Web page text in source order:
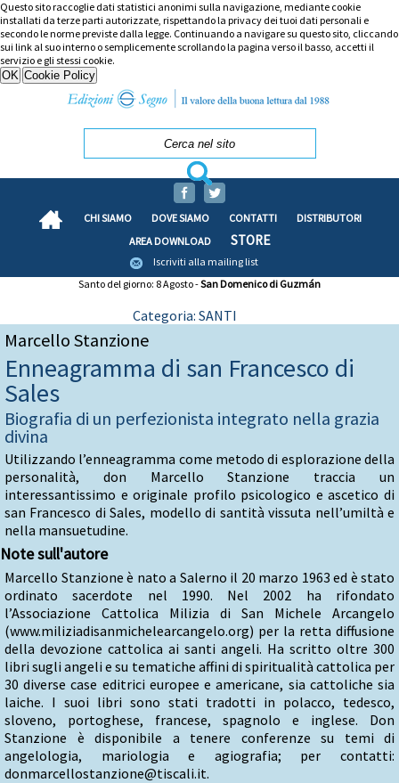
Questo sito raccoglie dati statistici anonimi sulla navigazione, mediante cookie
installati da terze parti autorizzate, rispettando la privacy dei tuoi dati personali e
secondo le norme previste dalla legge. Continuando a navigare su questo sito, cliccando
sui link al suo interno o semplicemente scrollando la pagina verso il basso, accetti il
servizio e gli stessi cookie.
CHI SIAMO DOVE SIAMO CONTATTI
DISTRIBUTORI
AREA DOWNLOAD
STORE
Iscriviti alla mailing list
Santo del giorno: 8 Agosto -San Domenico di Guzmán
Categoria: SANTI
Marcello Stanzione
Enneagramma di san Francesco di
Sales
Biografia di un perfezionista integrato nella grazia
divina
Utilizzando l’enneagramma come metodo di esplorazione della
personalità, don Marcello Stanzione traccia un
interessantissimo e originale profilo psicologico e ascetico di
san Francesco di Sales, modello di santità vissuta nell’umiltà e
nella mansuetudine.
Note sull'autore
Marcello Stanzione è nato a Salerno il 20 marzo 1963 ed è stato
ordinato sacerdote nel 1990. Nel 2002 ha rifondato
l’Associazione Cattolica Milizia di San Michele Arcangelo
(www.miliziadisanmichelearcangelo.org) per la retta diffusione
della devozione cattolica ai santi angeli. Ha scritto oltre 300
libri sugli angeli e su tematiche affini di spiritualità cattolica per
30 diverse case editrici europee e americane, sia cattoliche sia
laiche. I suoi libri sono stati tradotti in polacco, tedesco,
sloveno, portoghese, francese, spagnolo e inglese. Don
Stanzione è disponibile a tenere conferenze su temi di
angelologia, mariologia e agiografia; per contatti:
donmarcellostanzione@tiscali.it.